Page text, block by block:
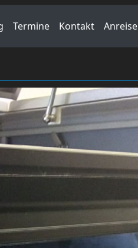
Termine Kontakt Anreise